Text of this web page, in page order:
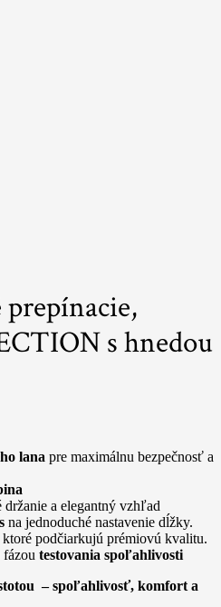
s hnedou
lana pre maximálnu bezpečnosť a
držanie a elegantný vzhľad
na jednoduché nastavenie dĺžky.
podčiarkujú prémiovú kvalitu.
fázou testovania spoľahlivosti
– spoľahlivosť, komfort a